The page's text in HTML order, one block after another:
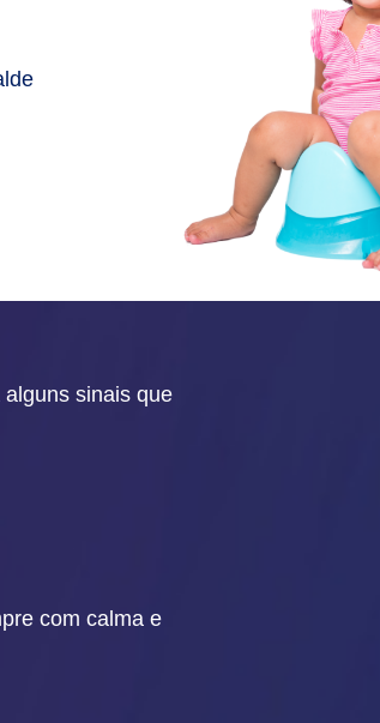
sinais que
com calma e